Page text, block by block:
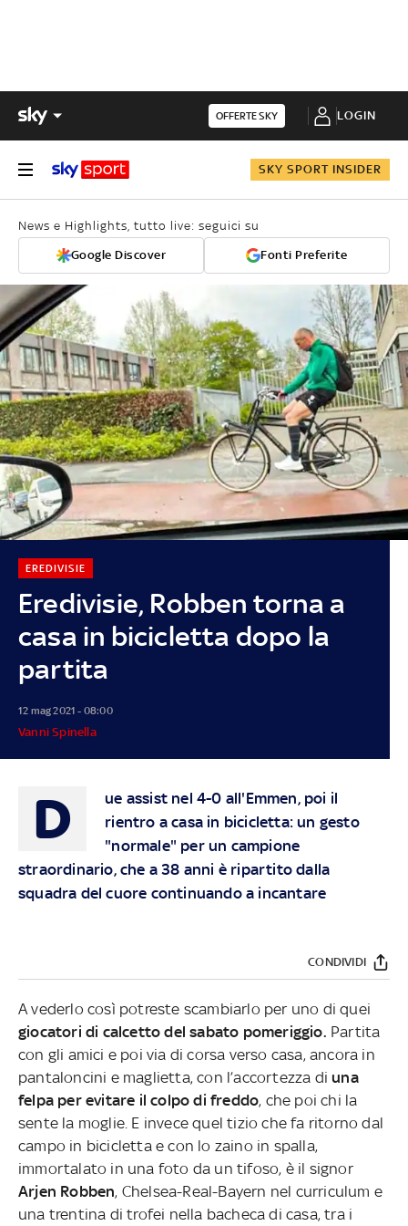
OFFERTE SKY LOGIN
SKY SPORT INSIDER
News e Highlights, tutto live: seguici su
Google Discover Fonti Preferite
Eredivisie, Robben torna a
casa in bicicletta dopo la
partita
EREDIVISIE
12 mag 2021 - 08:00
Vanni Spinella
D
ue assist nel 4-0 all'Emmen, poi il
rientro a casa in bicicletta: un gesto
"normale" per un campione
straordinario, che a 38 anni è ripartito dalla
squadra del cuore continuando a incantare
CONDIVIDI
A vederlo così potreste scambiarlo per uno di quei
giocatori di calcetto del sabato pomeriggio. Partita
con gli amici e poi via di corsa verso casa, ancora in
pantaloncini e maglietta, con l’accortezza diuna
felpa per evitare il colpo di freddo, che poi chi la
sente la moglie. E invece quel tizio che fa ritorno dal
campo in bicicletta e con lo zaino in spalla,
immortalato in una foto da un tifoso, è il signor
Arjen Robben, Chelsea-Real-Bayern nel curriculum e
una trentina di trofei nella bacheca di casa, tra i